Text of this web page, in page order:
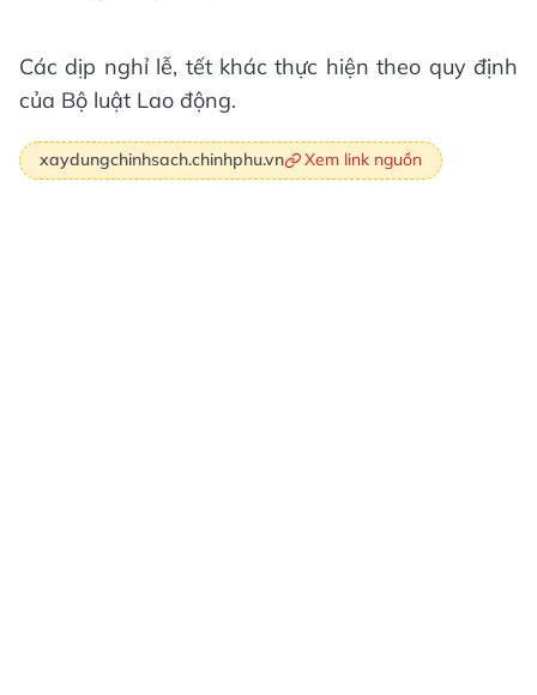
Các dịp nghỉ lễ, tết khác thực hiện theo quy định
của Bộ luật Lao động.
xaydungchinhsach.chinhphu.vn Xem link nguồn